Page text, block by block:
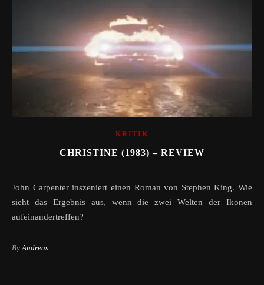
KRITIK
CHRISTINE (1983) – REVIEW
John Carpenter inszeniert einen Roman von Stephen King. Wie
sieht das Ergebnis aus, wenn die zwei Welten der Ikonen
aufeinandertreffen?
ByAndreas